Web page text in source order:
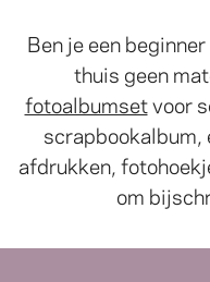
Ben je een
thuis geen
fotoalbumsetvoor
scrapbookalbum,
afdrukken,
om